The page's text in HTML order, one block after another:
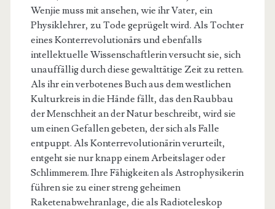
Wenjie muss mit ansehen, wie ihr Vater, ein
Physiklehrer, zu Tode geprügelt wird. Als Tochter
eines Konterrevolutionärs und ebenfalls
intellektuelle Wissenschaftlerin versucht sie, sich
unauffällig durch diese gewalttätige Zeit zu retten.
Als ihr ein verbotenes Buch aus dem westlichen
Kulturkreis in die Hände fällt, das den Raubbau
der Menschheit an der Natur beschreibt, wird sie
um einen Gefallen gebeten, der sich als Falle
entpuppt. Als Konterrevolutionärin verurteilt,
entgeht sie nur knapp einem Arbeitslager oder
Schlimmerem. Ihre Fähigkeiten als Astrophysikerin
führen sie zu einer streng geheimen
Raketenabwehranlage, die als Radioteleskop